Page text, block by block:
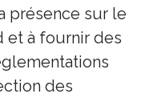
présence sur le
et à fournir des
des